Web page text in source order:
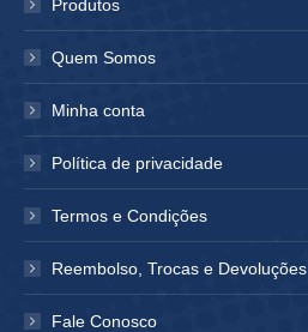
Produtos
Quem Somos
Minha conta
Política de privacidade
Termos e Condições
Reembolso, Trocas e Devoluções
Fale Conosco